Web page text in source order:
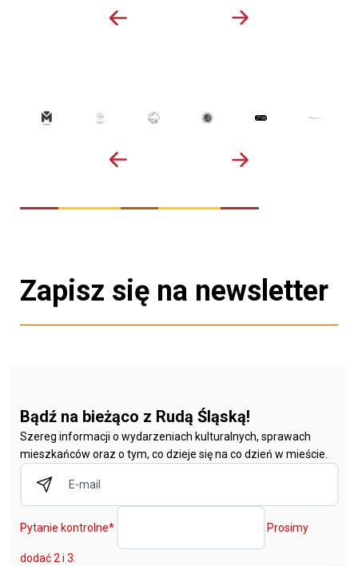
Zapisz się na newsletter
Bądź na bieżąco z Rudą Śląską!
Szereg informacji o wydarzeniach kulturalnych, sprawach
mieszkańców oraz o tym, co dzieje się na co dzień w mieście.
Pytanie kontrolne* Prosimy
dodać 2 i 3.